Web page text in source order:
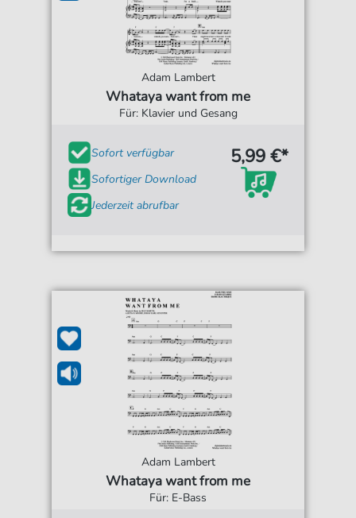
Adam Lambert
Whataya want from me
Für: Klavier und Gesang
Sofort verfügbar
Sofortiger Download
Jederzeit abrufbar
5,99 €*
Adam Lambert
Whataya want from me
Für: E-Bass